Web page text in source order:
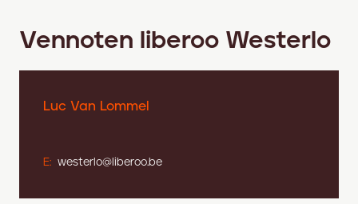
Vennoten liberoo Westerlo
Luc Van Lommel
E: westerlo@liberoo.be